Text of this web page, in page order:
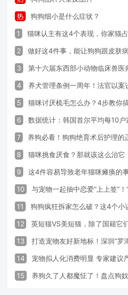
热 狗狗细小是什么症状？
1 猫咪认主有这4个表现，你家猫
2 做好这4件事，能让狗狗跟皮肤
3 第十六届东西部小动物临床兽医
4 养犬管理条例一周年！法官以案
5 猫咪讨厌梳毛怎么办？4步教你
6 数据统计：韩国首尔平均每10户
7 养狗必看！狗狗绝育术后护理的
8 猫咪挑食厌食？那就该这么治它
9 这4件容易导致老年猫咪瘫痪的
10 与宠物一起抽中恋爱“上上签”
11 狗狗疯狂拆家怎么破？这4个小
12 英短猫VS美短猫，除了国籍它
13 打造宠物友好新地标！深圳“罗
14 宠物拟人化消费明显 专家建议
15 养狗久了人都魔怔了！盘点狗